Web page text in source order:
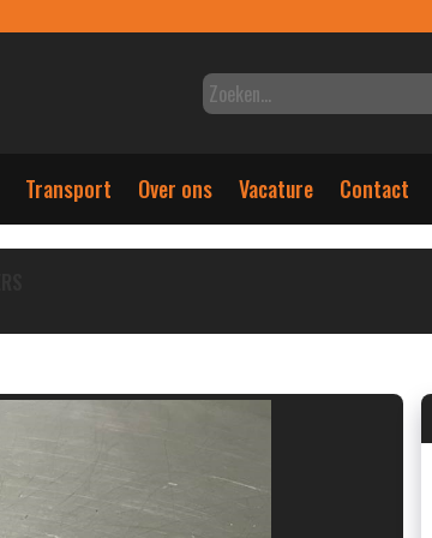
Transport Over ons Vacature Contact